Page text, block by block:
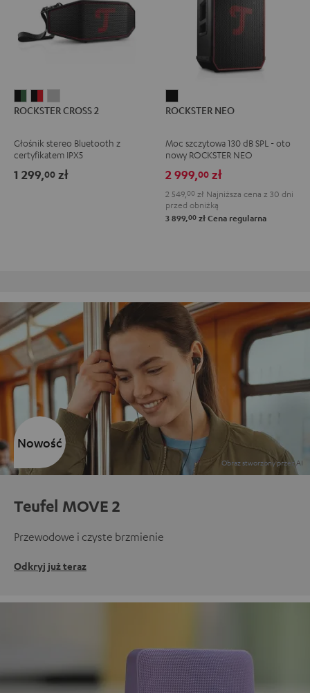
CROSS
Black
&
Green
CROSS
Black
Red
CROSS
Light
ROCKSTER CROSS 2
Głośnik stereo Bluetooth z
certyfikatem IPX5
1 299,00 zł
NEO
ROCKSTER NEO
Moc szczytowa 130 dB SPL - oto
nowy ROCKSTER NEO
2 999,00 zł
2 549,00 zł Najniższa cena z 30 dni
przed obniżką
3 899,00 zł Cena regularna
Teufel MOVE 2
Przewodowe i czyste brzmienie
Odkryj już teraz
Nowość